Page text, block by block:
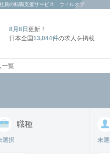
員の転職支援サービス ウィルオブ
8月8日 更新！
日本全国13,044件の求人を掲載
一覧
職種
選択 未